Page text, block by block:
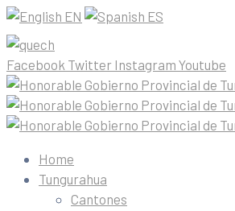
EN ES
Facebook Twitter Instagram Youtube
Home
Tungurahua
Cantones